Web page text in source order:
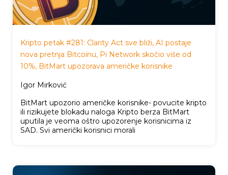
Kripto petak #281: Clarity Act sve bliži, AI postaje
nova pretnja Bitcoinu, Pi Network skočio više od
10%, BitMart upozorava američke korisnike
Igor Mirković
BitMart upozorio američke korisnike- povucite kripto
ili rizikujete blokadu naloga Kripto berza BitMart
uputila je veoma oštro upozorenje korisnicima iz
SAD. Svi američki korisnici morali